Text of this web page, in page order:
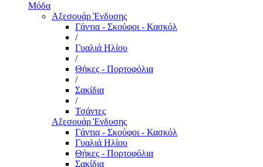
Μόδα
Αξεσουάρ Ένδυσης
Γάντια - Σκούφοι - Κασκόλ
/
Γυαλιά Ηλίου
/
Θήκες - Πορτοφόλια
/
Σακίδια
/
Τσάντες
Αξεσουάρ Ένδυσης
Γάντια - Σκούφοι - Κασκόλ
Γυαλιά Ηλίου
Θήκες - Πορτοφόλια
Σακίδια